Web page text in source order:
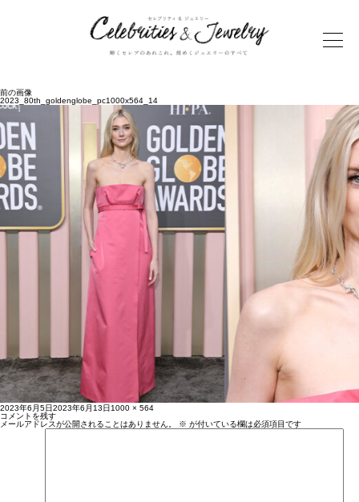
前の画像
2023_80th_goldenglobe_pc1000x564_14
投
稿
日:
2023年6月5日2023年6月13日 フ
サ
イ
1000 × 564
コメントを残す
メールアドレスが公開されることはありません。
※ が付いている欄は必須項目です